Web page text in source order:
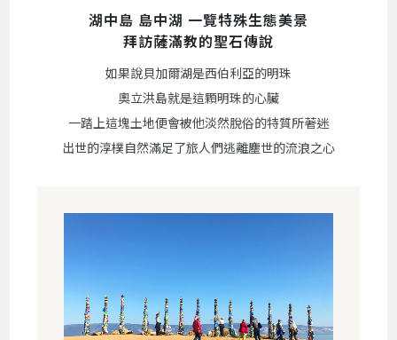
湖中島 島中湖 一覽特殊生態美景
拜訪薩滿教的聖石傳說
如果說貝加爾湖是西伯利亞的明珠
奧立洪島就是這顆明珠的心臟
一踏上這塊土地便會被他淡然脫俗的特質所著迷
出世的淳樸自然滿足了旅人們逃離塵世的流浪之心